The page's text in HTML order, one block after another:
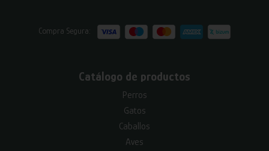
Compra Segura:
Catálogo de productos
Perros
Gatos
Caballos
Aves